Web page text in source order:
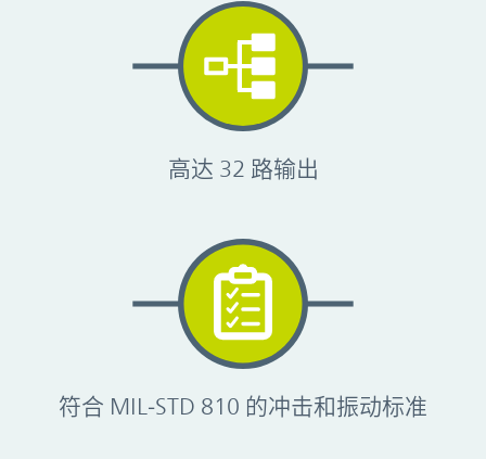
高达 32 路输出
符合 MIL‑STD 810 的冲击和振动标准